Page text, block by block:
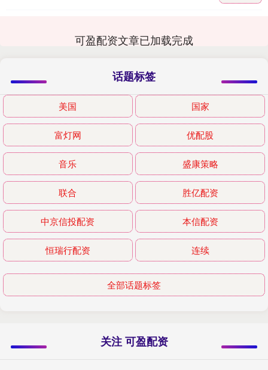
可盈配资文章已加载完成
话题标签
美国 国家
富灯网 优配股
音乐 盛康策略
联合 胜亿配资
中京信投配资 本信配资
恒瑞行配资 连续
全部话题标签
关注 可盈配资